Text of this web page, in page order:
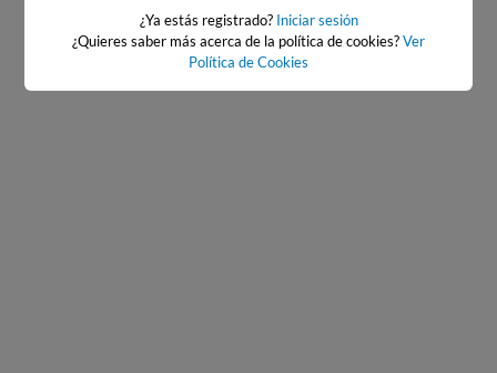
¿Ya estás registrado? Iniciar sesión
¿Quieres saber más acerca de la política de cookies?Ver
Política de Cookies